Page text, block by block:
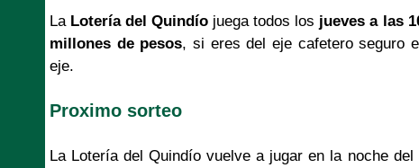
La Lotería del Quindío juega todos los jueves a las
millones de pesos, si eres del eje cafetero seguro
eje.
Proximo sorteo
La Lotería del Quindío vuelve a jugar en la noche